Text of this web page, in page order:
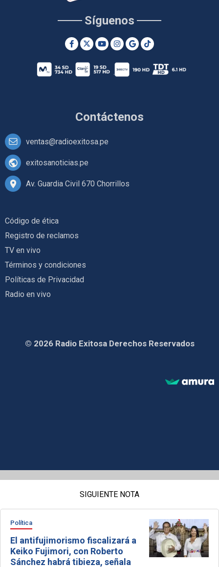
Contáctenos
ventas@radioexitosa.pe
exitosanoticias.pe
Av. Guardia Civil 670 Chorrillos
Síguenos
Código de ética
Registro de reclamos
TV en vivo
Términos y condiciones
Políticas de Privacidad
Radio en vivo
© 2026 Radio Exitosa Derechos Reservados
SIGUIENTE NOTA
Política
El antifujimorismo fiscalizará a
Keiko Fujimori, con Roberto
Sánchez habrá tibieza, señala